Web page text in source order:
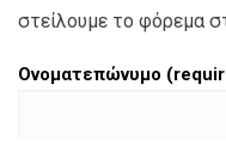
στείλουμε το φόρεμα
Ονοματεπώνυμο